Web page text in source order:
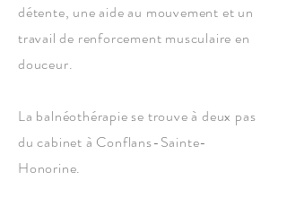
détente, une aide au mouvement et un
travail de renforcement musculaire en
douceur.
La balnéothérapie se trouve à deux pas
du cabinet à Conflans-Sainte-
Honorine.